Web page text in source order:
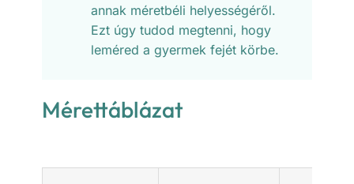
annak méretbéli helyességéről.
Ezt úgy tudod megtenni, hogy
leméred a gyermek fejét körbe.
Mérettáblázat